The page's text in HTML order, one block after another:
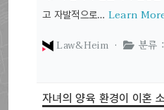
고 자발적으로… Learn
Law&Heim ·
분류
자녀의 양육 환경이 이혼